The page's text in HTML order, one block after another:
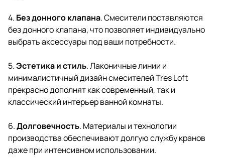
4. Без донного клапана. Смесители поставляются
без донного клапана, что позволяет индивидуально
выбрать аксессуары под ваши потребности.
5.Эстетика и стиль. Лаконичные линии и
минималистичный дизайн смесителей Tres Loft
прекрасно дополнят как современный, так и
классический интерьер ванной комнаты.
6.Долговечность. Материалы и технологии
производства обеспечивают долгую службу кранов
даже при интенсивном использовании.